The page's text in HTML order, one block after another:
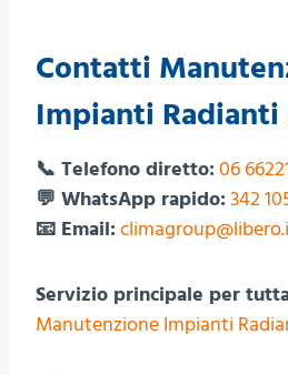
Contatti
Impianti
📞 Telefono diretto: 06
💬 WhatsApp rapido: 342
📧 Email:
Servizio principale per
Manutenzione Impianti